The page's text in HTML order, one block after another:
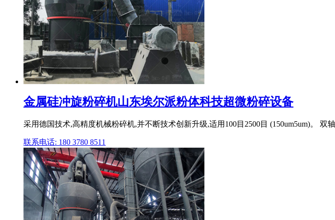
金属硅冲旋粉碎机山东埃尔派粉体科技超微粉碎设备
采用德国技术,高精度机械粉碎机,并不断技术创新升级,适用100目2500目 (150um5um)。
联系电话: 180 3780 8511